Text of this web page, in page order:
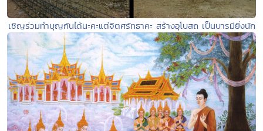
เชิญร่วมทำบุญกันได้นะคะแต่จิตศรัทธาคะ สร้างอุโบสถ เป็นบารมียิ่งนัก